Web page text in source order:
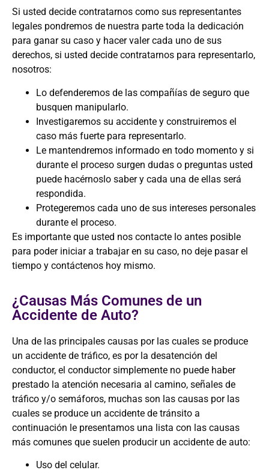
Si usted decide contratarnos como sus representantes
legales pondremos de nuestra parte toda la dedicación
para ganar su caso y hacer valer cada uno de sus
derechos, si usted decide contratarnos para representarlo,
nosotros:
Lo defenderemos de las compañías de seguro que
busquen manipularlo.
Investigaremos su accidente y construiremos el
caso más fuerte para representarlo.
Le mantendremos informado en todo momento y si
durante el proceso surgen dudas o preguntas usted
puede hacérnoslo saber y cada una de ellas será
respondida.
Protegeremos cada uno de sus intereses personales
durante el proceso.
Es importante que usted nos contacte lo antes posible
para poder iniciar a trabajar en su caso, no deje pasar el
tiempo y contáctenos hoy mismo.
¿Causas Más Comunes de un
Accidente de Auto?
Una de las principales causas por las cuales se produce
un accidente de tráfico, es por la desatención del
conductor, el conductor simplemente no puede haber
prestado la atención necesaria al camino, señales de
tráfico y/o semáforos, muchas son las causas por las
cuales se produce un accidente de tránsito a
continuación le presentamos una lista con las causas
más comunes que suelen producir un accidente de auto:
Uso del celular.